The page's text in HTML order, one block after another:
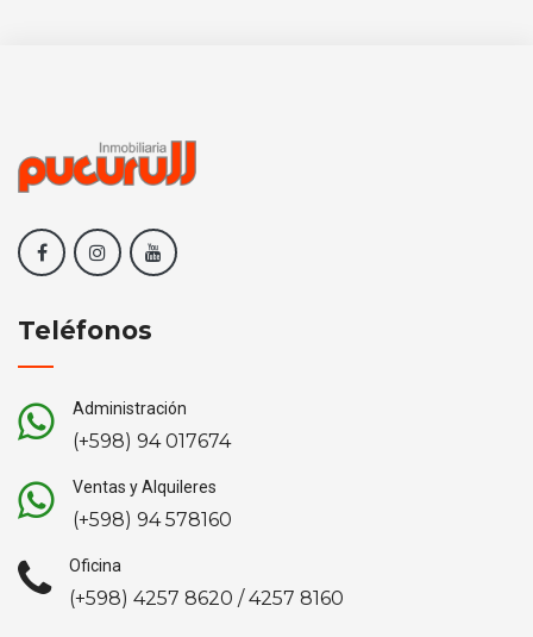
Teléfonos
Administración
(+598) 94 017674
Ventas y Alquileres
(+598) 94 578160
Oficina
(+598) 4257 8620 / 4257 8160